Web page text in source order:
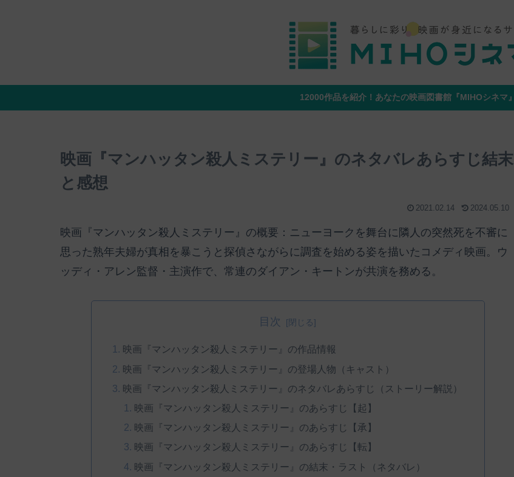
12000作品を紹介！あなたの映画図書館『MIHOシネマ』
映画『マンハッタン殺人ミステリー』のネタバレあらすじ結末
と感想
2021.02.14 2024.05.10
映画『マンハッタン殺人ミステリー』の概要：ニューヨークを舞台に隣人の突然死を不審に
思った熟年夫婦が真相を暴こうと探偵さながらに調査を始める姿を描いたコメディ映画。ウ
ッディ・アレン監督・主演作で、常連のダイアン・キートンが共演を務める。
目次
映画『マンハッタン殺人ミステリー』の作品情報
映画『マンハッタン殺人ミステリー』の登場人物（キャスト）
映画『マンハッタン殺人ミステリー』のネタバレあらすじ（ストーリー解説）
映画『マンハッタン殺人ミステリー』のあらすじ【起】
映画『マンハッタン殺人ミステリー』のあらすじ【承】
映画『マンハッタン殺人ミステリー』のあらすじ【転】
映画『マンハッタン殺人ミステリー』の結末・ラスト（ネタバレ）